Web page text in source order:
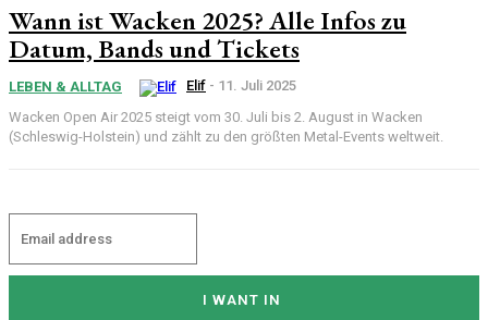
Wann ist Wacken 2025? Alle Infos zu
Datum, Bands und Tickets
LEBEN & ALLTAG Elif - 11. Juli 2025
Wacken Open Air 2025 steigt vom 30. Juli bis 2. August in Wacken
(Schleswig-Holstein) und zählt zu den größten Metal-Events weltweit.
I WANT IN